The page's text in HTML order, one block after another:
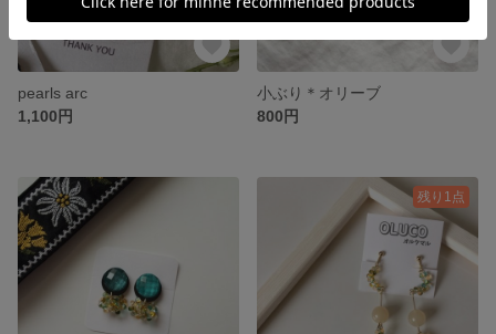
pearls arc
1,100円
小ぶり＊オリーブ
800円
残り1点